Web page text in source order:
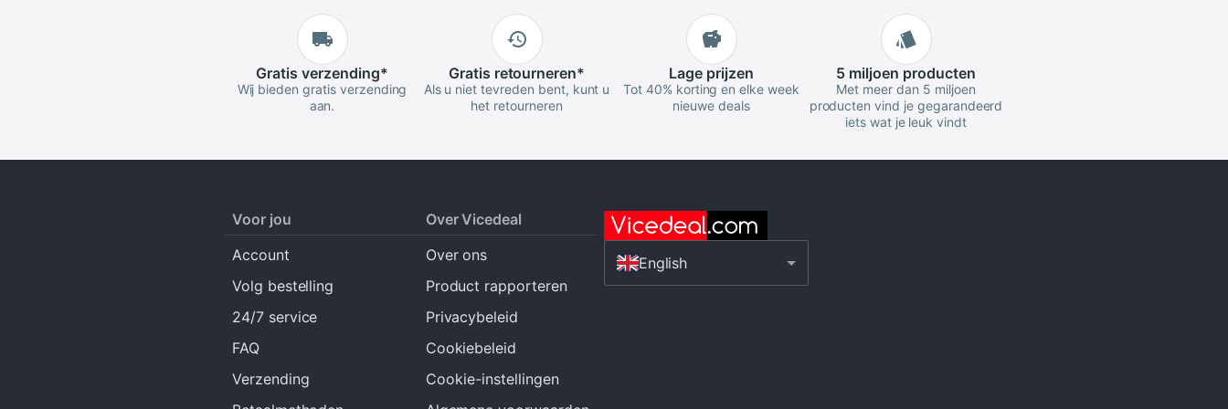
Gratis verzending*
Wij bieden gratis verzending
aan.
Gratis retourneren*
Als u niet tevreden bent, kunt u
het retourneren
Lage prijzen
Tot 40% korting en elke week
nieuwe deals
5 miljoen producten
Met meer dan 5 miljoen
producten vind je gegarandeerd
iets wat je leuk vindt
Voor jou
Account
Volg bestelling
24/7 service
FAQ
Verzending
Over Vicedeal
Over ons
Product rapporteren
Privacybeleid
Cookiebeleid
Cookie-instellingen
English